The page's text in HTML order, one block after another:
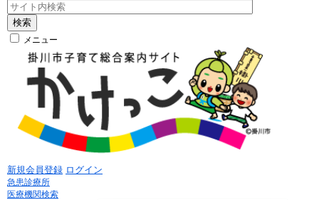
検索
メニュー
新規会員登録 ログイン
急患診療所
医療機関検索